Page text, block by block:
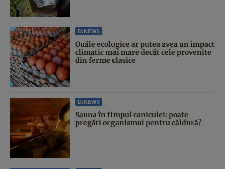
D:NEWS
Ouăle ecologice ar putea avea un impact
climatic mai mare decât cele provenite
din ferme clasice
D:NEWS
Sauna în timpul caniculei: poate
pregăti organismul pentru căldură?